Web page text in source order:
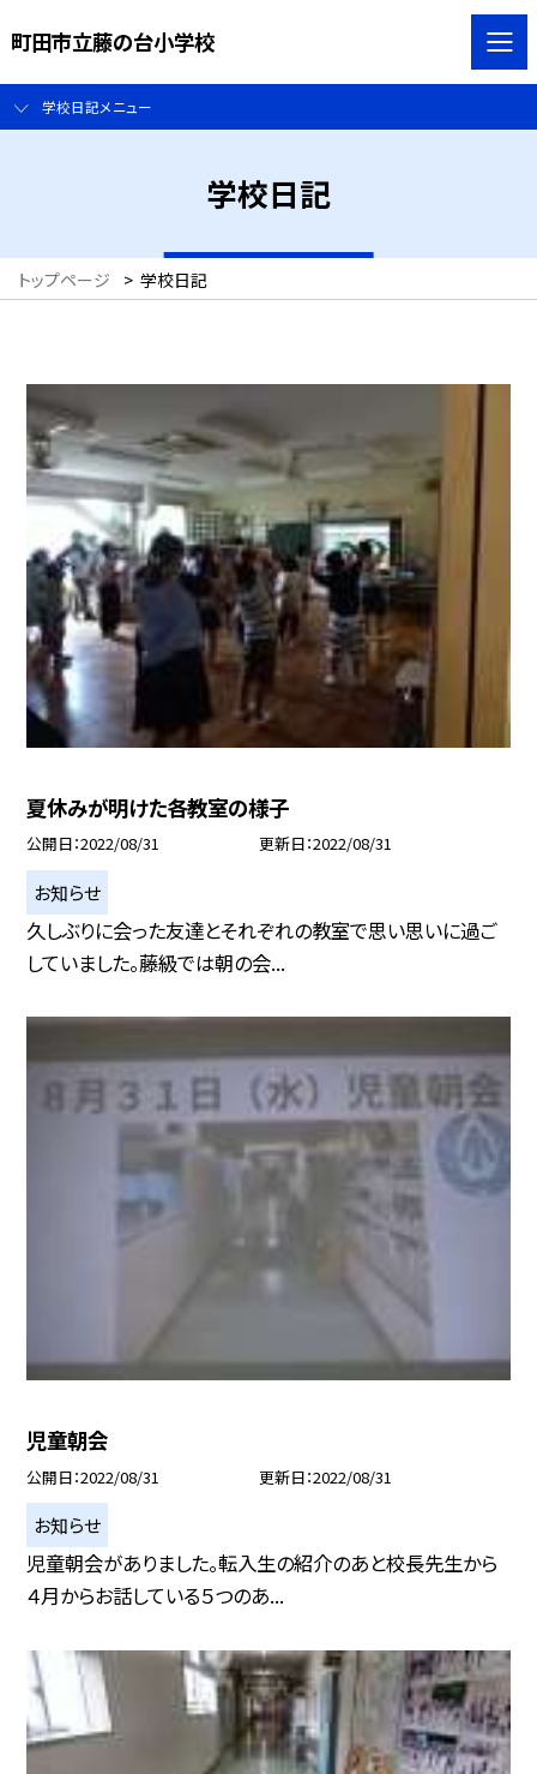
町田市立藤の台小学校
学校日記メニュー
学校日記
トップページ > 学校日記
夏休みが明けた各教室の様子
公開日 2022/08/31 更新日 2022/08/31
お知らせ
久しぶりに会った友達とそれぞれの教室で思い思いに過ご
していました。藤級では朝の会...
児童朝会
公開日 2022/08/31 更新日 2022/08/31
お知らせ
児童朝会がありました。転入生の紹介のあと校長先生から
４月からお話している５つのあ...